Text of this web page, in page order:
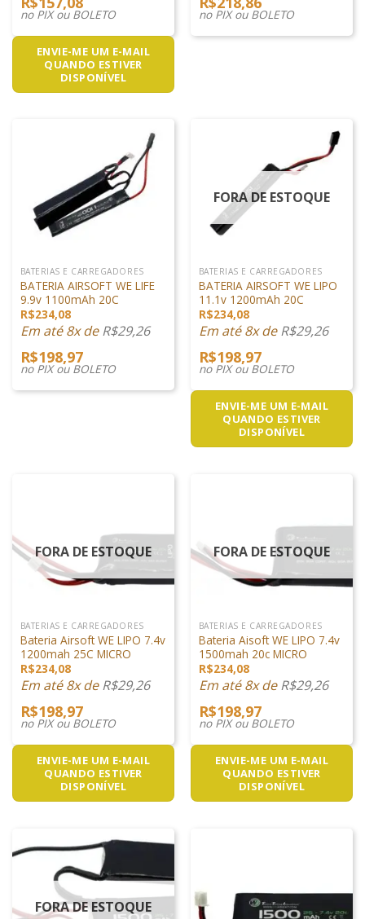
no PIX ou BOLETO
ENVIE-ME UM E-MAIL
QUANDO ESTIVER
DISPONÍVEL
no PIX ou BOLETO
BATERIAS E CARREGADORES
BATERIA AIRSOFT WE LIFE
9.9v 1100mAh 20C
R$234,08
Em até 8x deR$29,26
R$198,97
no PIX ou BOLETO
FORA DE ESTOQUE
BATERIAS E CARREGADORES
BATERIA AIRSOFT WE LIPO
11.1v 1200mAh 20C
R$234,08
Em até 8x deR$29,26
R$198,97
no PIX ou BOLETO
ENVIE-ME UM E-MAIL
QUANDO ESTIVER
DISPONÍVEL
FORA DE ESTOQUE
BATERIAS E CARREGADORES
Bateria Airsoft WE LIPO 7.4v
1200mah 25C MICRO
R$234,08
Em até 8x deR$29,26
R$198,97
no PIX ou BOLETO
ENVIE-ME UM E-MAIL
QUANDO ESTIVER
DISPONÍVEL
FORA DE ESTOQUE
BATERIAS E CARREGADORES
Bateria Aisoft WE LIPO 7.4v
1500mah 20c MICRO
R$234,08
Em até 8x deR$29,26
R$198,97
no PIX ou BOLETO
ENVIE-ME UM E-MAIL
QUANDO ESTIVER
DISPONÍVEL
FORA DE ESTOQUE